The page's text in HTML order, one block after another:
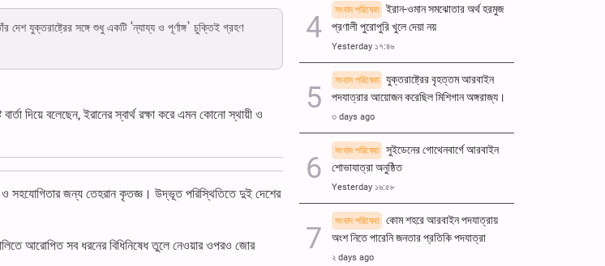
দেশ যুক্তরাষ্ট্রের সঙ্গে শুধু একটি ‘ন্যায্য ও পূর্ণাঙ্গ’ চুক্তিই গ্রহণ
দিয়ে বলেছেন, ইরানের স্বার্থ রক্ষা করে এমন কোনো স্থায়ী ও
ও সহযোগিতার জন্য তেহরান কৃতজ্ঞ। উদ্ভূত পরিস্থিতিতে দুই দেশের
আরোপিত সব ধরনের বিধিনিষেধ তুলে নেওয়ার ওপরও জোর
সংবাদ পরিষেবা
ইরান-ওমান সমঝোতার অর্থ হরমুজ
প্রণালী পুরোপুরি খুলে দেয়া নয়
Yesterday ১৭:৪৬
সংবাদ পরিষেবা
যুক্তরাষ্ট্রের বৃহত্তম আরবাইন
পদযাত্রার আয়োজন করেছিল মিশিগান অঙ্গরাজ্য।
৩ days ago
সংবাদ পরিষেবা
সুইডেনের গোথেনবার্গে আরবাইন
শোভাযাত্রা অনুষ্ঠিত
Yesterday ১৬:৫৮
সংবাদ পরিষেবা
কোম শহরে আরবাইন পদযাত্রায়
অংশ নিতে পারেনি জনতার প্রতিকি পদযাত্রা
২ days ago